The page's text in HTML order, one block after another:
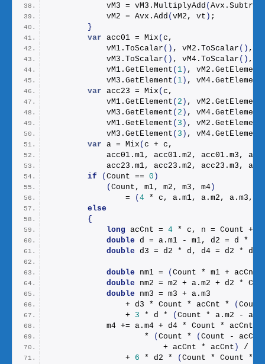
            vM3 = vM3.
MultiplyAdd (Avx.
            vM2 = Avx.
Add (vM2, vt ) ;
}
var acc01 = Mix (c,
            vM1.
ToScalar () , vM2. ToScalar () ,
            vM3.
ToScalar () , vM4. ToScalar () ,
            vM1.
GetElement ( 1) , vM2. GetElement
            vM3.
GetElement ( 1) , vM4. GetElement
var acc23 = Mix (c,
            vM1.
GetElement ( 2 ) , vM2. GetElement
            vM3.
GetElement ( 2 ) , vM4. GetElement
            vM1.
GetElement ( 3 ) , vM2. GetElement
            vM3.
GetElement ( 3 ) , vM4. GetElement
var a = Mix (c + c,
            acc01.
m1, acc01. m2 , acc01. m3 ,
            acc23.
m1, acc23. m2 , acc23. m3 ,
if
(Count == 0 )
(Count, m1, m2, m3, m4)
                =
(4 * c, a. m1, a. m2 , a. m3 ,
else
{
long acCnt = 4 * c, n = Count +
double d = a. m1 - m1, d2 = d * d;
double d3 = d2 * d, d4 = d2 * d2;
double nm1 = (Count * m1 + acCnt
double nm2 = m2 + a. m2 + d2 *
double nm3 = m3 + a. m3
                + d3 * Count * acCnt *
(
                +
3 * d * (Count * a. m2 -
            m4 += a.
m4 + d4 * Count * acCnt
                    *
(Count * (Count - acCnt
                        + acCnt * acCnt
) /
                +
6 * d2 * (Count * Count *